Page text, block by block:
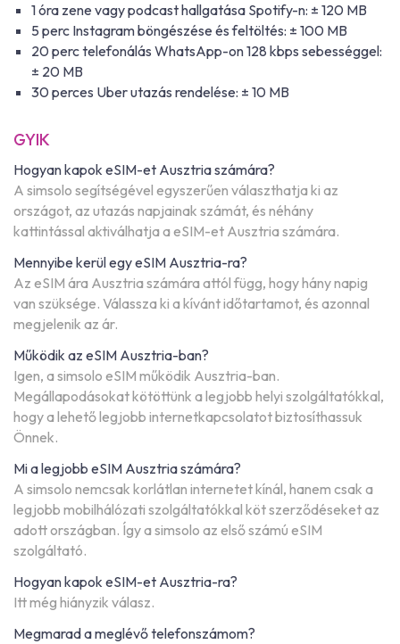
1 óra zene vagy podcast hallgatása Spotify-n: ± 120 MB
5 perc Instagram böngészése és feltöltés: ± 100 MB
20 perc telefonálás WhatsApp-on 128 kbps sebességgel:
± 20 MB
30 perces Uber utazás rendelése: ± 10 MB
GYIK
Hogyan kapok eSIM-et Ausztria számára?
A simsolo segítségével egyszerűen választhatja ki az
országot, az utazás napjainak számát, és néhány
kattintással aktiválhatja a eSIM-et Ausztria számára.
Mennyibe kerül egy eSIM Ausztria-ra?
Az eSIM ára Ausztria számára attól függ, hogy hány napig
van szüksége. Válassza ki a kívánt időtartamot, és azonnal
megjelenik az ár.
Működik az eSIM Ausztria-ban?
Igen, a simsolo eSIM működik Ausztria-ban.
Megállapodásokat kötöttünk a legjobb helyi szolgáltatókkal,
hogy a lehető legjobb internetkapcsolatot biztosíthassuk
Önnek.
Mi a legjobb eSIM Ausztria számára?
A simsolo nemcsak korlátlan internetet kínál, hanem csak a
legjobb mobilhálózati szolgáltatókkal köt szerződéseket az
adott országban. Így a simsolo az első számú eSIM
szolgáltató.
Hogyan kapok eSIM-et Ausztria-ra?
Itt még hiányzik válasz.
Megmarad a meglévő telefonszámom?